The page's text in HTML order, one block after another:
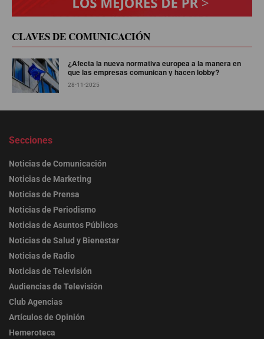
CLAVES DE COMUNICACIÓN
¿Afecta la nueva normativa europea a la manera en
que las empresas comunican y hacen lobby?
28-11-2025
Secciones
Noticias de Comunicación
Noticias de Marketing
Noticias de Prensa
Noticias de Periodismo
Noticias de Asuntos Públicos
Noticias de Salud y Bienestar
Noticias de Radio
Noticias de Televisión
Audiencias de Televisión
Club Agencias
Artículos de Opinión
Hemeroteca